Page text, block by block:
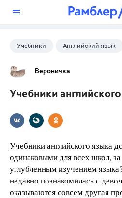
Учебники Английский язык
Вероничка
Учебники
Учебники английского языка
одинаковыми для всех школ,
углубленным изучением
недавно познакомилась с
оказываются совсем другая